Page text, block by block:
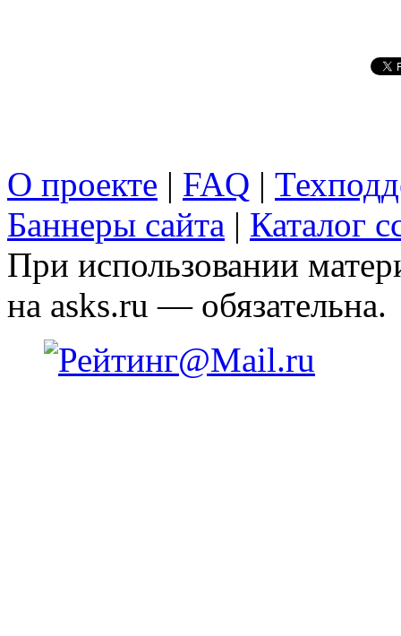
О проекте | FAQ |
Баннеры сайта | Каталог
При использовании
на asks.ru — обязательна.